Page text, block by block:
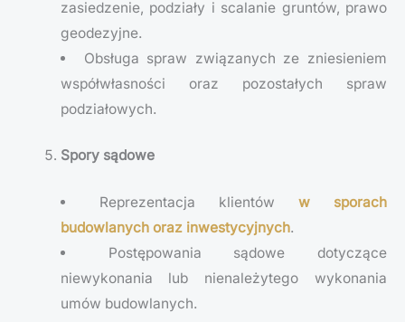
zasiedzenie, podziały i scalanie gruntów, prawo
geodezyjne.
Obsługa spraw związanych ze zniesieniem
współwłasności oraz pozostałych spraw
podziałowych.
Spory sądowe
Reprezentacja klientów w sporach
budowlanych oraz inwestycyjnych.
Postępowania sądowe dotyczące
niewykonania lub nienależytego wykonania
umów budowlanych.